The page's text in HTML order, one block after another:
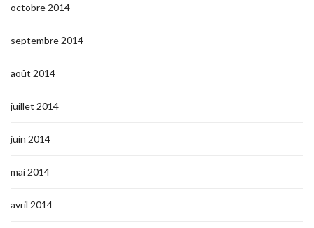
octobre 2014
septembre 2014
août 2014
juillet 2014
juin 2014
mai 2014
avril 2014